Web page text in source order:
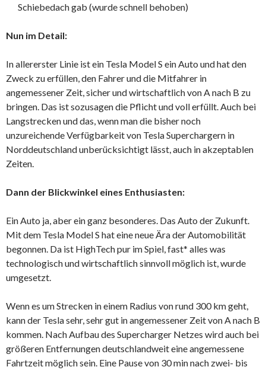
Schiebedach gab (wurde schnell behoben)
Nun im Detail:
In allererster Linie ist ein Tesla Model S ein Auto und hat den
Zweck zu erfüllen, den Fahrer und die Mitfahrer in
angemessener Zeit, sicher und wirtschaftlich von A nach B zu
bringen. Das ist sozusagen die Pflicht und voll erfüllt. Auch bei
Langstrecken und das, wenn man die bisher noch
unzureichende Verfügbarkeit von Tesla Superchargern in
Norddeutschland unberücksichtigt lässt, auch in akzeptablen
Zeiten.
Dann der Blickwinkel eines Enthusiasten:
Ein Auto ja, aber ein ganz besonderes. Das Auto der Zukunft.
Mit dem Tesla Model S hat eine neue Ära der Automobilität
begonnen. Da ist HighTech pur im Spiel, fast* alles was
technologisch und wirtschaftlich sinnvoll möglich ist, wurde
umgesetzt.
Wenn es um Strecken in einem Radius von rund 300 km geht,
kann der Tesla sehr, sehr gut in angemessener Zeit von A nach B
kommen. Nach Aufbau des Supercharger Netzes wird auch bei
größeren Entfernungen deutschlandweit eine angemessene
Fahrtzeit möglich sein. Eine Pause von 30 min nach zwei- bis